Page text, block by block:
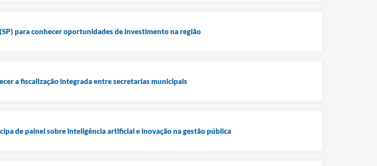
para conhecer oportunidades de investimento na região
a fiscalização integrada entre secretarias municipais
de painel sobre inteligência artificial e inovação na gestão pública